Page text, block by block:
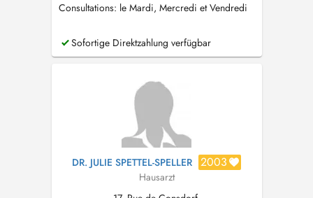
Consultations: le Mardi, Mercredi et Vendredi
Sofortige Direktzahlung verfügbar
DR. JULIE SPETTEL-SPELLER 2003
Hausarzt